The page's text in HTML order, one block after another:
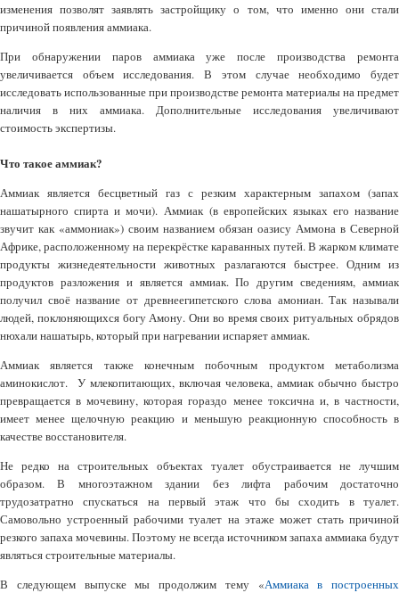
изменения позволят заявлять застройщику о том, что именно они стали
причиной появления аммиака.
При обнаружении паров аммиака уже после производства ремонта
увеличивается объем исследования. В этом случае необходимо будет
исследовать использованные при производстве ремонта материалы на предмет
наличия в них аммиака. Дополнительные исследования увеличивают
стоимость экспертизы.
Что такое аммиак?
Аммиак является бесцветный газ с резким характерным запахом (запах
нашатырного спирта и мочи). Аммиак (в европейских языках его название
звучит как «аммониак») своим названием обязан оазису Аммона в Северной
Африке, расположенному на перекрёстке караванных путей. В жарком климате
продукты жизнедеятельности животных разлагаются быстрее. Одним из
продуктов разложения и является аммиак. По другим сведениям, аммиак
получил своё название от древнеегипетского слова амониан. Так называли
людей, поклоняющихся богу Амону. Они во время своих ритуальных обрядов
нюхали нашатырь, который при нагревании испаряет аммиак.
Аммиак является также конечным побочным продуктом метаболизма
аминокислот. У млекопитающих, включая человека, аммиак обычно быстро
превращается в мочевину, которая гораздо менее токсична и, в частности,
имеет менее щелочную реакцию и меньшую реакционную способность в
качестве восстановителя.
Не редко на строительных объектах туалет обустраивается не лучшим
образом. В многоэтажном здании без лифта рабочим достаточно
трудозатратно спускаться на первый этаж что бы сходить в туалет.
Самовольно устроенный рабочими туалет на этаже может стать причиной
резкого запаха мочевины. Поэтому не всегда источником запаха аммиака будут
являться строительные материалы.
В следующем выпуске мы продолжим тему «Аммиака в построенных